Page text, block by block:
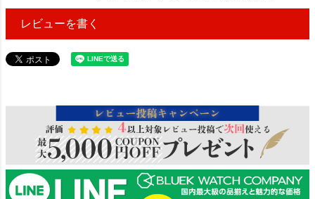
レビューを書く